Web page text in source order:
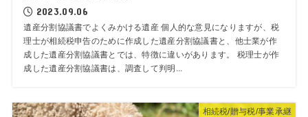
2023.09.06
遺産分割協議書でよくみかける遺産 個人的な意見になりますが、税
理士が相続税申告のために作成した遺産分割協議書と、他士業が作
成した遺産分割協議書とでは、特徴に違いがあります。 税理士が作
成した遺産分割協議書は、調査して判明...
相続税/贈与税/事業承継